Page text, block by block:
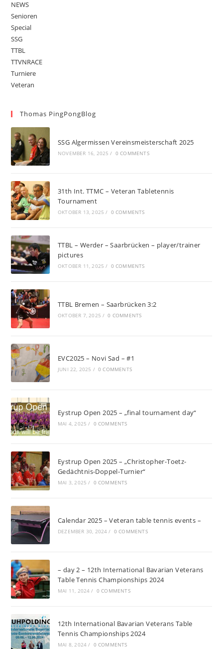
NEWS
Senioren
Special
SSG
TTBL
TTVNRACE
Turniere
Veteran
Thomas PingPongBlog
SSG Algermissen Vereinsmeisterschaft 2025
NOVEMBER 16, 2025 / 0 COMMENTS
31th Int. TTMC – Veteran Tabletennis
Tournament
OKTOBER 13, 2025 / 0 COMMENTS
TTBL – Werder – Saarbrücken – player/trainer
pictures
OKTOBER 11, 2025 / 0 COMMENTS
TTBL Bremen – Saarbrücken 3:2
OKTOBER 7, 2025 / 0 COMMENTS
EVC2025 – Novi Sad – #1
JUNI 22, 2025 / 0 COMMENTS
Eystrup Open 2025 – „final tournament day“
MAI 4, 2025 / 0 COMMENTS
Eystrup Open 2025 – „Christopher-Toetz-
Gedächtnis-Doppel-Turnier“
MAI 3, 2025 / 0 COMMENTS
Calendar 2025 – Veteran table tennis events –
DEZEMBER 30, 2024 / 0 COMMENTS
– day 2 – 12th International Bavarian Veterans
Table Tennis Championships 2024
MAI 11, 2024 / 0 COMMENTS
12th International Bavarian Veterans Table
Tennis Championships 2024
MAI 8, 2024 / 0 COMMENTS